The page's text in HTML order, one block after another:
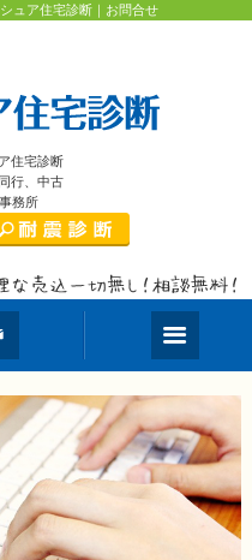
ュア住宅診断｜お問合せ
住宅診断
行、中古
務所